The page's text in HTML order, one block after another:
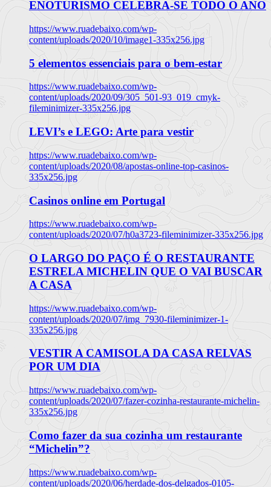
ENOTURISMO CELEBRA-SE TODO O ANO
https://www.ruadebaixo.com/wp-
content/uploads/2020/10/image1-335x256.jpg
5 elementos essenciais para o bem-estar
https://www.ruadebaixo.com/wp-
content/uploads/2020/09/305_501-93_019_cmyk-
fileminimizer-335x256.jpg
LEVI’s e LEGO: Arte para vestir
https://www.ruadebaixo.com/wp-
content/uploads/2020/08/apostas-online-top-casinos-
335x256.jpg
Casinos online em Portugal
https://www.ruadebaixo.com/wp-
content/uploads/2020/07/h0a3723-fileminimizer-335x256.jpg
O LARGO DO PAÇO É O RESTAURANTE
ESTRELA MICHELIN QUE O VAI BUSCAR
A CASA
https://www.ruadebaixo.com/wp-
content/uploads/2020/07/img_7930-fileminimizer-1-
335x256.jpg
VESTIR A CAMISOLA DA CASA RELVAS
POR UM DIA
https://www.ruadebaixo.com/wp-
content/uploads/2020/07/fazer-cozinha-restaurante-michelin-
335x256.jpg
Como fazer da sua cozinha um restaurante
“Michelin”?
https://www.ruadebaixo.com/wp-
content/uploads/2020/06/herdade-dos-delgados-0105-